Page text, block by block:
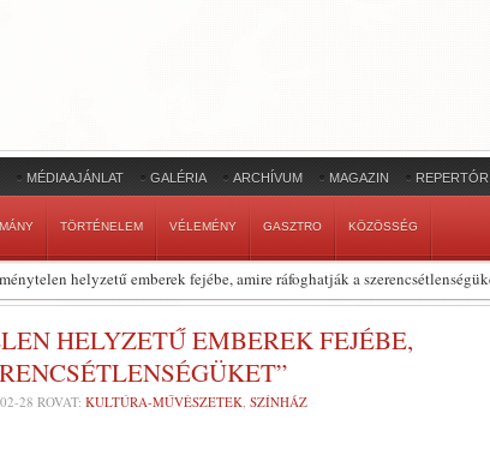
MÉDIAAJÁNLAT GALÉRIA ARCHÍVUM MAGAZIN
TÖRTÉNELEM VÉLEMÉNY GASZTRO KÖZÖSSÉG
helyzetű emberek fejébe, amire ráfoghatják a
HELYZETŰ EMBEREK FEJÉBE,
28 ROVAT: KULTÚRA-MŰVÉSZETEK, SZÍNHÁZ